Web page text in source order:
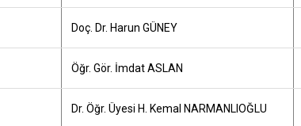
Doç. Dr. Harun GÜNEY
Öğr. Gör. İmdat ASLAN
Dr. Öğr. Üyesi H. Kemal NARMANLIOĞLU